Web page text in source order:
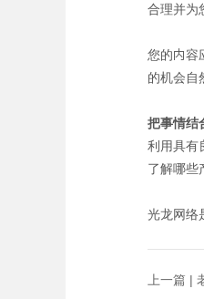
合理并为
您的内容
的机会自
把事情结
利用具有
了解哪些
光龙网络
上一篇 |